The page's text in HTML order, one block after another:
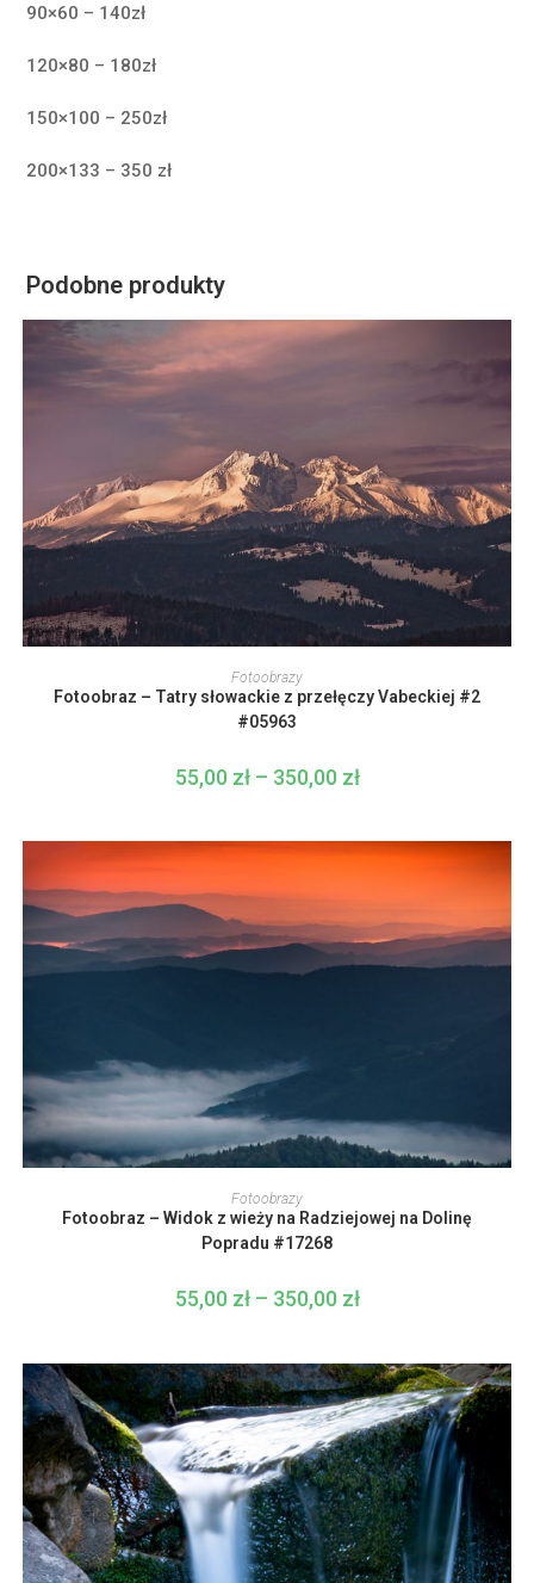
90×60 – 140zł
120×80 – 180zł
150×100 – 250zł
200×133 – 350 zł
Podobne produkty
WYBIERZ OPCJE
produkt
ma
wiele
wariantów.
wybrać
na
Fotoobrazy
Fotoobraz – Tatry słowackie z przełęczy Vabeckiej #2
#05963
55,00 zł – 350,00 złZakres
cen:
do
350,00 zł
WYBIERZ OPCJE
produkt
ma
wiele
wariantów.
wybrać
na
Fotoobrazy
Fotoobraz – Widok z wieży na Radziejowej na Dolinę
Popradu #17268
55,00 zł – 350,00 złZakres
cen:
do
350,00 zł